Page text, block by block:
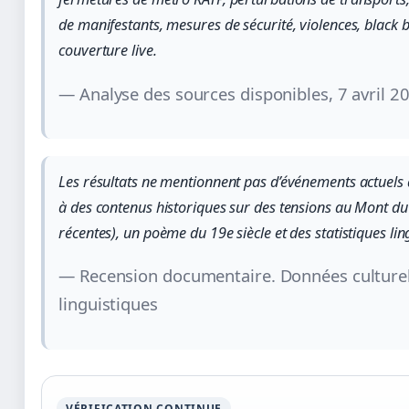
de manifestants, mesures de sécurité, violences, black
couverture live.
— Analyse des sources disponibles, 7 avril
Les résultats ne mentionnent pas d’événements
à des contenus historiques sur des tensions au Mont
récentes), un poème du 19e siècle et des statistiques
— Recension documentaire. Données
linguistiques